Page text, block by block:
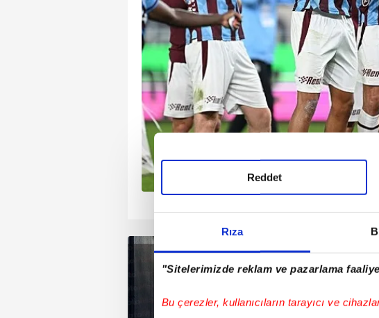
Rıza
"Sitelerimizde reklam ve pazarlama
Bu çerezler, kullanıcıların tarayıcı ve
Reddet